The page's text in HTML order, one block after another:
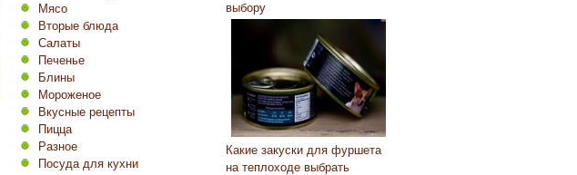
Мясо
Вторые блюда
Салаты
Печенье
Блины
Мороженое
Вкусные рецепты
Пицца
Разное
Посуда для кухни
выбору
Какие закуски для фуршета
на теплоходе выбрать